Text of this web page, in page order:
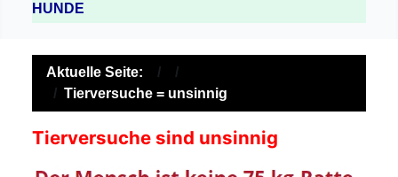
HUNDE
Aktuelle Seite:
Tierversuche = unsinnig
Tierversuche sind unsinnig